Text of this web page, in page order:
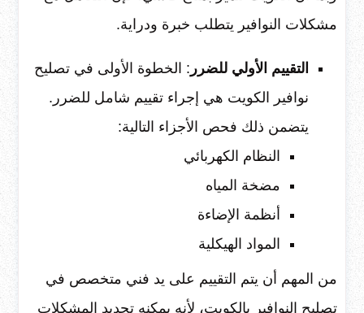
مشكلات النوافير يتطلب خبرة ودراية.
التقييم الأولي للضرر : الخطوة الأولى في تصليح
نوافير الكويت هي إجراء تقييم شامل للضرر.
يتضمن ذلك فحص الأجزاء التالية:
النظام الكهربائي
مضخة المياه
أنظمة الإضاءة
المواد الهيكلية
من المهم أن يتم التقييم على يد فني متخصص في
تصليح النوافير بالكويت، لأنه يمكنه تحديد المشكلات